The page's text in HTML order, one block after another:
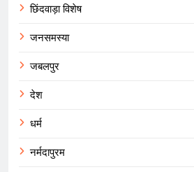
छिंदवाड़ा विशेष
जनसमस्या
जबलपुर
देश
धर्म
नर्मदापुरम